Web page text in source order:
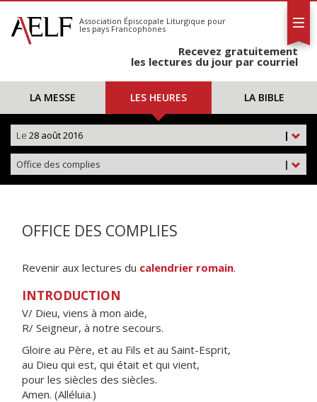
S'abonner
Calendrier
Association Épiscopale Liturgique pour
les pays Francophones
Recevez gratuitement
les lectures du jour par courriel
LA MESSE LES HEURES LA BIBLE
|
Le 28 août 2016
|
Office des complies
OFFICE DES COMPLIES
Revenir aux lectures du calendrier romain.
INTRODUCTION
V/ Dieu, viens à mon aide,
R/ Seigneur, à notre secours.
Gloire au Père, et au Fils et au Saint-Esprit,
au Dieu qui est, qui était et qui vient,
pour les siècles des siècles.
Amen. (Alléluia.)